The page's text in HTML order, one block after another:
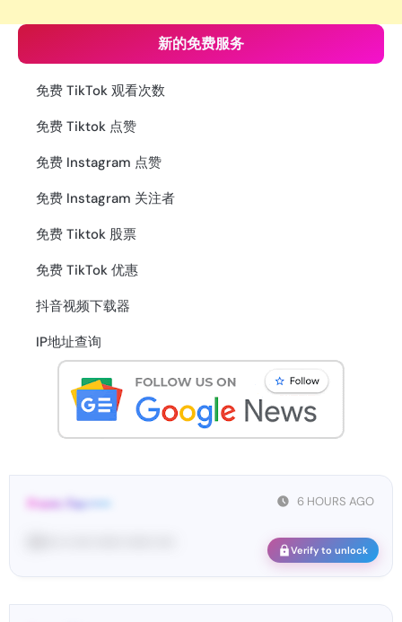
新的免费服务
免费 TikTok 观看次数
免费 Tiktok 点赞
免费 Instagram 点赞
免费 Instagram 关注者
免费 Tiktok 股票
免费 TikTok 优惠
抖音视频下载器
IP地址查询
6 HOURS AGO
From: Fac•••••
Verify to unlock